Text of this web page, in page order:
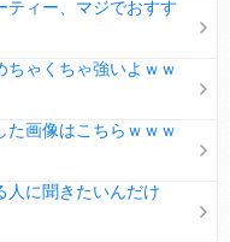
ティー、マジでおすす
ちゃくちゃ強いよｗｗ
た画像はこちらｗｗｗ
人に聞きたいんだけ